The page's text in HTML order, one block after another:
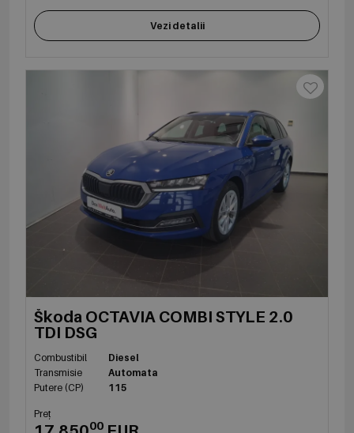
Vezi detalii
Škoda OCTAVIA COMBI STYLE 2.0
TDI DSG
Combustibil
Diesel
Transmisie
Automata
Putere (CP)
115
Preț
00